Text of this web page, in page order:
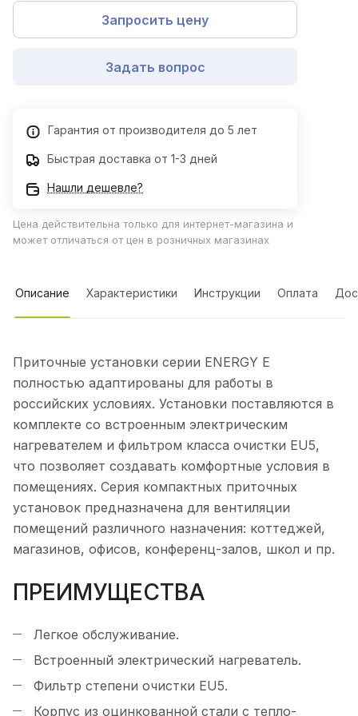
Запросить цену
Задать вопрос
Гарантия от производителя до 5 лет
Быстрая доставка от 1-3 дней
Нашли дешевле?
Цена действительна только для интернет-магазина и
может отличаться от цен в розничных магазинах
Описание Характеристики Инструкции Оплата
Приточные установки серии ENERGY E
полностью адаптированы для работы в
российских условиях. Установки поставляются в
комплекте со встроенным электрическим
нагревателем и фильтром класса очистки EU5,
что позволяет создавать комфортные условия в
помещениях. Серия компактных приточных
установок предназначена для вентиляции
помещений различного назначения: коттеджей,
магазинов, офисов, конференц-залов, школ и пр.
ПРЕИМУЩЕСТВА
Легкое обслуживание.
Встроенный электрический нагреватель.
Фильтр степени очистки EU5.
Корпус из оцинкованной стали с тепло-